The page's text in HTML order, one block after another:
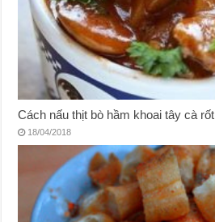
Cách nấu thịt bò hầm khoai tây cà rốt
18/04/2018